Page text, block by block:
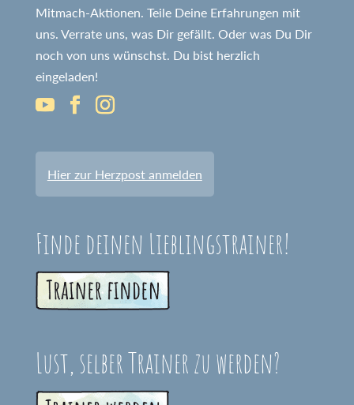
Mitmach-Aktionen. Teile Deine Erfahrungen mit
uns. Verrate uns, was Dir gefällt. Oder was Du Dir
noch von uns wünschst. Du bist herzlich
eingeladen!
Hier zur Herzpost anmelden
Finde deinen Lieblingstrainer!
Lust, selber Trainer zu werden?